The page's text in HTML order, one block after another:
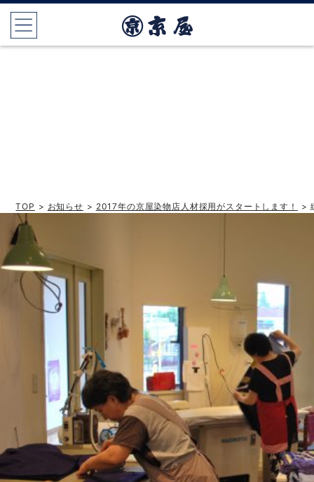
TOP > お知らせ > 2017年の京屋染物店人材採用がスタートします！ >